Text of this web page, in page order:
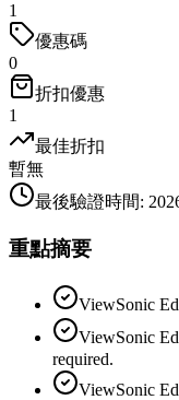
1
優惠碼
0
折扣優惠
1
最佳折扣
暫無
最後驗證時間:
重點摘要
ViewSonic
ViewSonic
required.
ViewSonic